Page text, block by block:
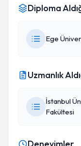
Diploma
Ege
Uzmanlık
İstanbul
Fakültesi